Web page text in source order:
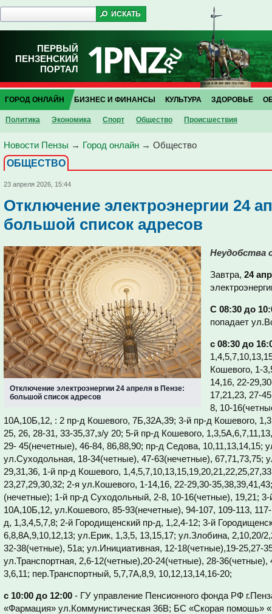
ПЕРВЫЙ
ПЕНЗЕНСКИЙ
ПОРТАЛ
ГОРОД ОНЛАЙН
Политика Экономика Спорт Общество Проиcшествия
БИЗНЕС И ФИНАНСЫ КУЛЬТУРА ЗДОРОВЬЕ
Новости Пензы → Город онлайн → Общество
ОБЩЕСТВО
23 апреля 2026, 15:44
Отключение электроэнергии 24
большой список адресов
Отключение электроэнергии 24 апреля в Пензе:
большой список адресов
Неудобства
Завтра, 24
С 08:30 до
попадает
с 08:30 до
Кошевого, 1-
14,16, 22-
17,21,23, 27-
8, 10-
10А,10Б,12, : 2 пр-д Кошевого, 7Б,32А,39; 3-й пр-д Кошевого,
25, 26, 28-31, 33-35,37,з/у 20; 5-й пр-д Кошевого,
29- 45(нечетные), 46-84, 86,88,90; пр-д Седова, 10,11,13,14,15;
ул.Суходольная, 18-34(четные), 47-63(нечетные), 67,71,73,75;
29,31,36, 1-й пр-д Кошевого,
23,27,29,30,32; 2-я ул.Кошевого, 1-14,16, 22-29,30-
(нечетные); 1-й пр-д Суходольный, 2-8, 10-16(четные), 19,21;
10А,10Б,12, ул.Кошевого, 85-93(нечетные), 94-107, 109-113,
д, 1,3,4,5,7,8; 2-й Городищенский пр-д, 1,2,4-12; 3-й
6,8,8А,9,10,12,13; ул.Ерик, 1,3,5, 13,15,17; ул.Злобина, 2,10,20/
32-38(четные), 51а; ул.Инициативная, 12-18(четные),19-25,27-
ул.Транспортная, 2,6-12(четные),20-24(четные), 28-
3,6,11; пер.Транспортный, 5,7,7А,8,9, 10,12,13,14,16-20;
с 10:00 до 12:00 - ГУ управление Пенсионного фонда РФ
«Фармация» ул.Коммунистическая 36В; БС «Скорая помошь»